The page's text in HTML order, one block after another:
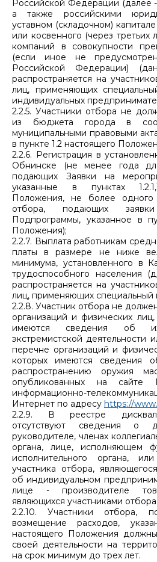
Российской Федерации
а также российскими
уставном (складочном)
или косвенного (через
компаний в совокупности
(если иное не
Российской Федерации)
распространяется на
лиц, применяющих
индивидуальных
2.2.5. Участники отбора не
из бюджета города в
муниципальными правовыми
в пункте 1.2 настоящего
2.2.6. Регистрация в
Обнинске (не менее года
подающих Заявки на
указанные в пунктах
Положения, не более одного
отбора, подающих
Подпрограммы, указанное в
Положения);
2.2.7. Выплата работникам
платы в размере не ниже
минимума, установленного в
трудоспособного населения
распространяется на
лиц, применяющих специальный
2.2.8. Участник отбора не
организаций и физических
имеются сведения об
экстремистской деятельности
перечне организаций и
которых имеются сведения
распространению оружия
опубликованных на сайте
информационно-
Интернет по адресу https://
2.2.9. В реестре
отсутствуют сведения о
руководителе, членах
органа, лице, исполняющем
исполнительного органа,
участника отбора,
об индивидуальном
лице - производителе
являющихся участниками отбора;
2.2.10. Участники отбора,
возмещение расходов,
настоящего Положения
своей деятельности на
на срок минимум до трех лет.